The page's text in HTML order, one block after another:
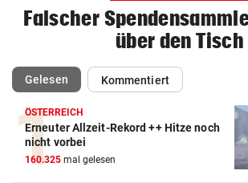
Falscher
über den Tisch
Gelesen(ausgewählt)Kommentiert
ÖSTERREICH
Erneuter Allzeit-Rekord ++ Hitze noch
nicht vorbei
160.325 mal gelesen